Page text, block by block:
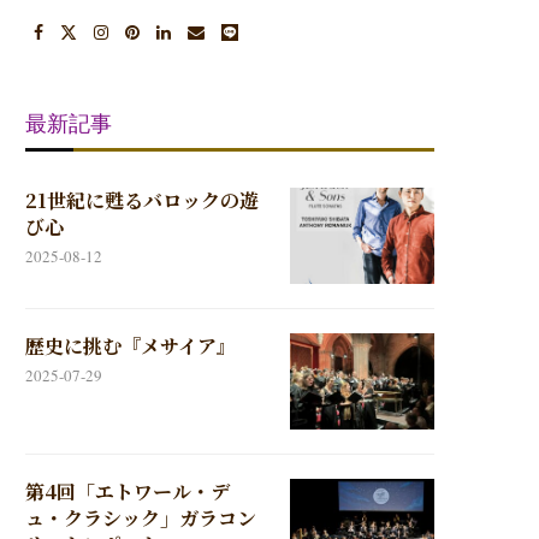
最新記事
21世紀に甦るバロックの遊
び心
2025-08-12
歴史に挑む『メサイア』
2025-07-29
第4回「エトワール・デ
ュ・クラシック」ガラコン